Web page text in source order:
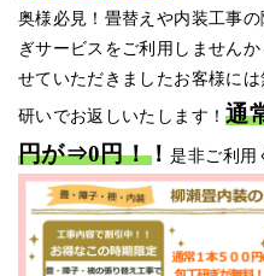
奥様必見！畳替えや内装工事
ぎサービスをご利用しません
せていただきましたお客様に
研いでお返しいたします！通
円が⇒0円！！是非ご利用